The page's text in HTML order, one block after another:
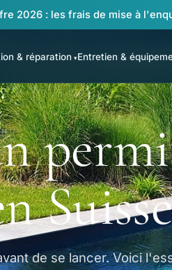
2026 : les frais de mise à
& réparation Entretien &
de se lancer. Voici